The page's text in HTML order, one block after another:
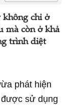
chỉ ở
mà còn ở khả
trình diệt
phát hiện
sử dụng